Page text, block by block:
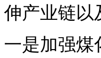
伸产业链以
一是加强煤